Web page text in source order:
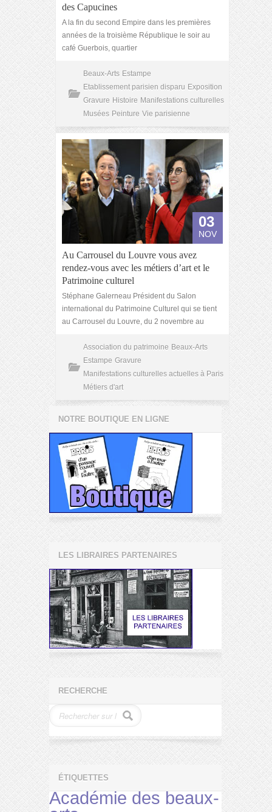
des Capucines
A la fin du second Empire dans les premières
années de la troisième République le soir au
café Guerbois, quartier
Beaux-Arts Estampe
Etablissement parisien disparu Exposition
Gravure Histoire Manifestations culturelles
Musées Peinture Vie parisienne
03
NOV
Au Carrousel du Louvre vous avez
rendez-vous avec les métiers d’art et le
Patrimoine culturel
Stéphane Galerneau Président du Salon
international du Patrimoine Culturel qui se tient
au Carrousel du Louvre, du 2 novembre au
Association du patrimoine Beaux-Arts
Estampe Gravure
Manifestations culturelles actuelles à Paris
Métiers d'art
NOTRE BOUTIQUE EN LIGNE
LES LIBRAIRES PARTENAIRES
RECHERCHE
ÉTIQUETTES
Académie des beaux-